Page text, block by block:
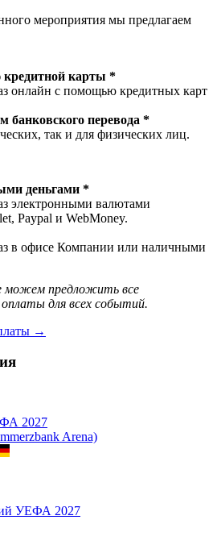
мероприятия мы предлагаем
карты *
онлайн с помощью кредитных карт
банковского перевода *
так и для физических лиц.
деньгами *
электронными валютами
Paypal и WebMoney.
в офисе Компании или наличными
предложить все
для всех событий.
→
2027
Arena)
УЕФА 2027